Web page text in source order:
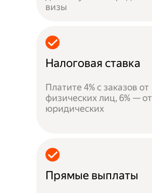
визы
Налоговая ставка
Платите 4% с заказов от
физических лиц, 6% — от
юридических
Прямые выплаты